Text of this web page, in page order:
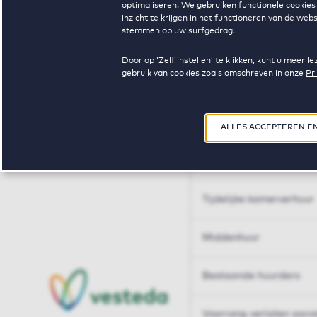
optimaliseren. We gebruiken functionele
inzicht te krijgen in het functioneren van de
stemmen op uw surfgedrag.
Door op ‘Zelf instellen’ te klikken, kunt u meer
gebruik van cookies zoals omschreven in onze
ALLES ACCEPTEREN
Huren op maat
Tijdelijke kamerverhuur
Middenhuur
Bestaande huurders
Voorrang verlaten